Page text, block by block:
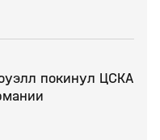
покинул ЦСКА